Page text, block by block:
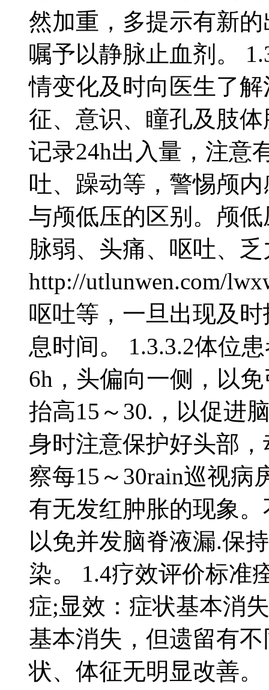
然加重，多提示有新
嘱予以静脉止血剂。
情变化及时向医生了
征、意识、瞳孔及肢
记录24h出入量，注意
吐、躁动等，警惕颅
与颅低压的区别。颅
脉弱、头痛、呕吐、
http://utlunwen.com/
呕吐等，一旦出现及
息时间。 1.3.3.2体位
6h，头偏向一侧，以
抬高15～30.，以促进
身时注意保护好头部
察每15～30rain巡视病
有无发红肿胀的现象
以免并发脑脊液漏.保
染。 1.4疗效评价标准
症;显效：症状基本消
基本消失，但遗留有
状、体征无明显改善